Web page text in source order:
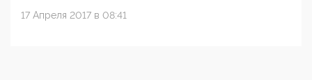
17 Апреля 2017 в 08:41